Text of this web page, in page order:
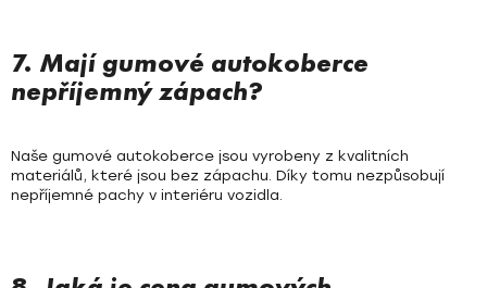
7. Mají gumové autokoberce
nepříjemný zápach?
Naše gumové autokoberce jsou vyrobeny z kvalitních
materiálů, které jsou bez zápachu. Díky tomu nezpůsobují
nepříjemné pachy v interiéru vozidla.